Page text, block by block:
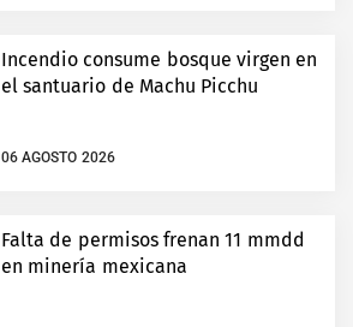
Incendio consume bosque virgen en
el santuario de Machu Picchu
06 AGOSTO 2026
Falta de permisos frenan 11 mmdd
en minería mexicana